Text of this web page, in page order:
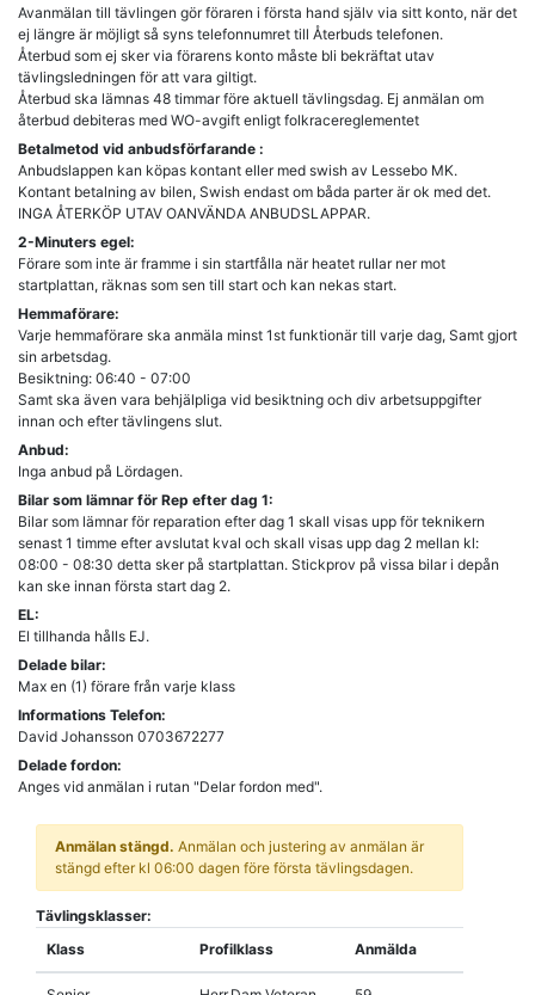
Avanmälan till tävlingen gör föraren i första hand själv via sitt konto, när det
ej längre är möjligt så syns telefonnumret till Återbuds telefonen.
Återbud som ej sker via förarens konto måste bli bekräftat utav
tävlingsledningen för att vara giltigt.
Återbud ska lämnas 48 timmar före aktuell tävlingsdag. Ej anmälan om
återbud debiteras med WO-avgift enligt folkracereglementet
Betalmetod vid anbudsförfarande :
Anbudslappen kan köpas kontant eller med swish av Lessebo MK.
Kontant betalning av bilen, Swish endast om båda parter är ok med det.
INGA ÅTERKÖP UTAV OANVÄNDA ANBUDSLAPPAR.
2-Minuters egel:
Förare som inte är framme i sin startfålla när heatet rullar ner mot
startplattan, räknas som sen till start och kan nekas start.
Hemmaförare:
Varje hemmaförare ska anmäla minst 1st funktionär till varje dag, Samt gjort
sin arbetsdag.
Besiktning: 06:40 - 07:00
Samt ska även vara behjälpliga vid besiktning och div arbetsuppgifter
innan och efter tävlingens slut.
Anbud:
Inga anbud på Lördagen.
Bilar som lämnar för Rep efter dag 1:
Bilar som lämnar för reparation efter dag 1 skall visas upp för teknikern
senast 1 timme efter avslutat kval och skall visas upp dag 2 mellan kl:
08:00 - 08:30 detta sker på startplattan. Stickprov på vissa bilar i depån
kan ske innan första start dag 2.
EL:
El tillhanda hålls EJ.
Delade bilar:
Max en (1) förare från varje klass
Informations Telefon:
David Johansson 0703672277
Delade fordon:
Anges vid anmälan i rutan "Delar fordon med".
Anmälan stängd. Anmälan och justering av anmälan är
stängd efter kl 06:00 dagen före första tävlingsdagen.
Tävlingsklasser:
Klass
Profilklass Anmälda